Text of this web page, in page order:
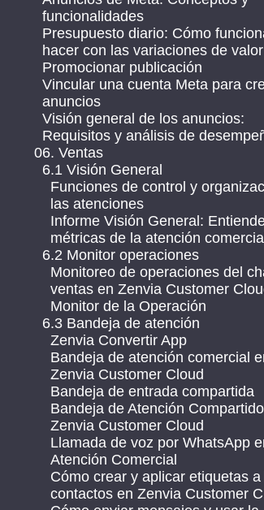
funcionalidades
Presupuesto diario: Cómo
hacer con las variaciones de valor
Promocionar publicación
Vincular una cuenta Meta para
anuncios
Visión general de los anuncios:
Requisitos y análisis de
06. Ventas
6.1 Visión General
Funciones de control y
las atenciones
Informe Visión General:
métricas de la atención comercial
6.2 Monitor operaciones
Monitoreo de operaciones del
ventas en Zenvia Customer
Monitor de la Operación
6.3 Bandeja de atención
Zenvia Convertir App
Bandeja de atención comercial
Zenvia Customer Cloud
Bandeja de entrada compartida
Bandeja de Atención
Zenvia Customer Cloud
Llamada de voz por WhatsApp
Atención Comercial
Cómo crear y aplicar etiquetas a
contactos en Zenvia Customer